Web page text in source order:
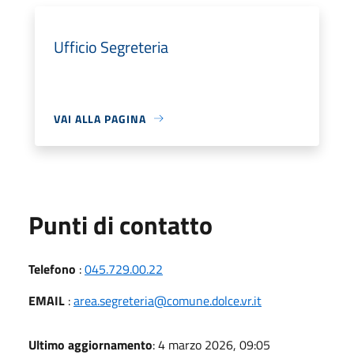
Ufficio Segreteria
VAI ALLA PAGINA
Punti di contatto
Telefono :045.729.00.22
EMAIL :area.segreteria@comune.dolce.vr.it
Ultimo aggiornamento: 4 marzo 2026, 09:05